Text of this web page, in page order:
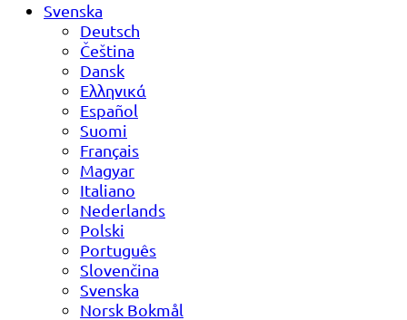
Svenska
Deutsch
Čeština
Dansk
Ελληνικά
Español
Suomi
Français
Magyar
Italiano
Nederlands
Polski
Português
Slovenčina
Svenska
Norsk Bokmål